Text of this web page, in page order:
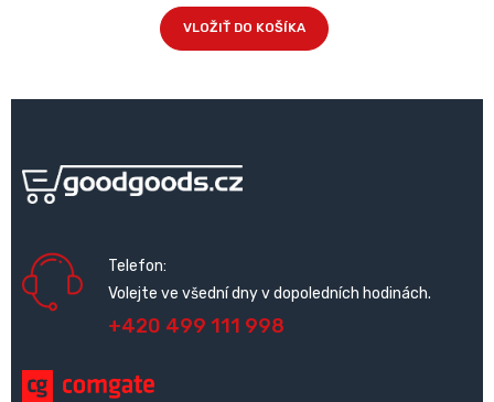
VLOŽIŤ DO KOŠÍKA
Telefon:
Volejte ve všední dny v dopoledních hodinách.
+420 499 111 998